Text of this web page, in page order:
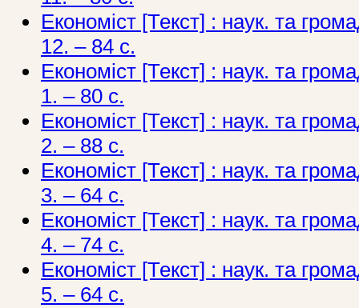
Економіст [Текст] : наук. та
12. – 84 с.
Економіст [Текст] : наук. та
1. – 80 с.
Економіст [Текст] : наук. та
2. – 88 с.
Економіст [Текст] : наук. та
3. – 64 с.
Економіст [Текст] : наук. та
4. – 74 с.
Економіст [Текст] : наук. та
5. – 64 с.